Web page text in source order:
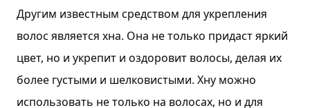
Другим известным средством для укрепления
волос является хна. Она не только придаст яркий
цвет, но и укрепит и оздоровит волосы, делая их
более густыми и шелковистыми. Хну можно
использовать не только на волосах, но и для